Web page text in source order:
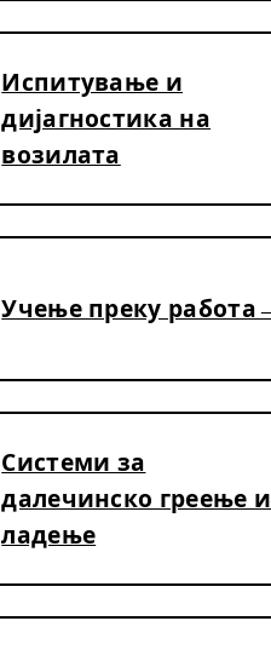
Испитување и
дијагностика на
возилата
Учење преку работа
Системи за
далечинско греење и
ладење